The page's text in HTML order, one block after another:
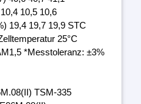
10,5 10,6
19,4 19,7 19,9 STC
25°C
*Messtoleranz: ±3%
TSM-335